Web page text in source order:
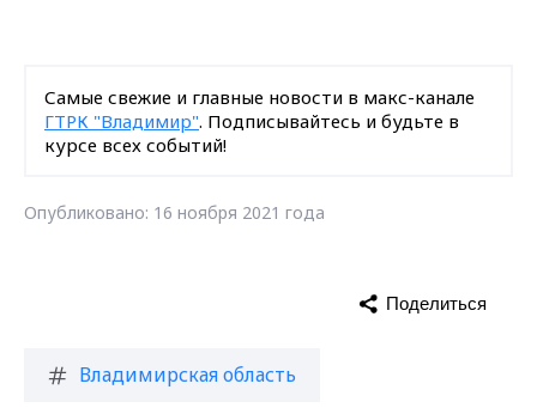
Самые свежие и главные новости в макс-канале
ГТРК "Владимир". Подписывайтесь и будьте в
курсе всех событий!
Опубликовано: 16 ноября 2021 года
Владимирская область
Поделиться